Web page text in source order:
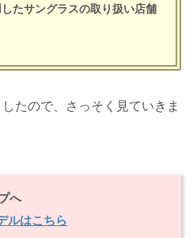
たサングラスの取り扱い店舗
たので、さっそく見ていきま
へ
ルはこちら